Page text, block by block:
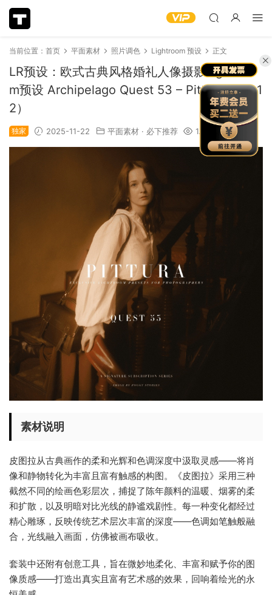
当前位置： 首页 平面素材 照片调色 Lightroom 预设 正文
LR预设：欧式古典风格婚礼人像摄影Lightroo
m预设 Archipelago Quest 53 – Pittura（1401
2）
独家 2025-11-22 平面素材 · 必下推荐 1.38k
素材说明
皮图拉从古典画作的柔和光辉和色调深度中汲取灵感——将肖
像和静物转化为丰富且富有触感的构图。《皮图拉》采用三种
截然不同的绘画色彩层次，捕捉了陈年颜料的温暖、烟雾的柔
和扩散，以及明暗对比光线的静谧戏剧性。每一种变化都经过
精心雕琢，反映传统艺术层次丰富的深度——色调如笔触般融
合，光线融入画面，仿佛被画布吸收。
套装中还附有创意工具，旨在微妙地柔化、丰富和赋予你的图
像质感——打造出真实且富有艺术感的效果，回响着绘光的永